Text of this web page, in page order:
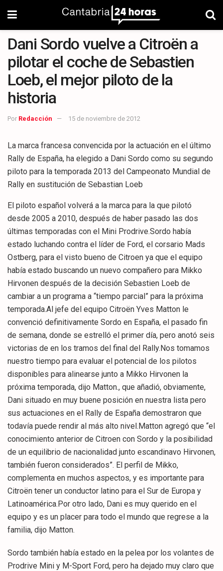
Dani Sordo vuelve a Citroën a
pilotar el coche de Sebastien
Loeb, el mejor piloto de la
historia
Por Redacción 15 de noviembre de 2012
La marca francesa convencida por la actuación en el último
Rally de España, ha elegido a Dani Sordo como su segundo
piloto para la temporada 2013 del Campeonato Mundial de
Rally en sustitución de Sebastian Loeb
El piloto español volverá a la marca para la que pilotó
desde 2005 a 2010, después de haber pasado las dos
últimas temporadas con el Mini Prodrive.Sordo había
estado luchando contra el líder de Ford, el corsario Mads
Ostberg, para el visto bueno de Citroen ya que el equipo
había estado buscando un nuevo compañero para Mikko
Hirvonen después de la decisión Sebastien Loeb de
cambiar a un programa a “tiempo parcial” para la próxima
temporada.Al jefe del equipo Citroën Yves Matton le
convenció definitivamente Sordo en España, el pasado fin
de semana, donde se estrelló el primer día, pero anotó seis
victorias de en los tramos del final del Rally.Nos tomamos
nuestro tiempo para evaluar el potencial de los pilotos
disponibles para alinearse junto a Mikko Hirvonen la
próxima temporada, dijo Matton., que añadió, obviamente,
Dani situado en muy buene posición en nuestra lista pero
sus actuaciones en el Rally de España demostraron que
todavía puede rendir al más alto nivel.Matton agregó que “el
conocimiento anterior de Citroen con Sordo y la posibilidad
de un equilibrio de nacionalidad junto escandinavo Hirvonen,
también fueron considerados”. El perfil de Mikko,
complementa en muchos aspectos, y es importante para
Citroën tener un conductor latino para el Sur de Europa y
Latinoamérica.Por otro lado, Dani es muy querido en el
equipo y es un placer para todo el mundo que regrese a la
familia, dijo Matton.
Sordo también había estado en la pelea por los volantes de
Prodrive Mini y M-Sport Ford, pero ha dejado muy claro que